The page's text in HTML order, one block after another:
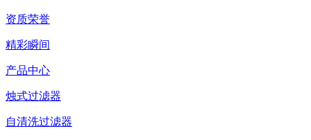
资质荣誉
精彩瞬间
产品中心
烛式过滤器
自清洗过滤器